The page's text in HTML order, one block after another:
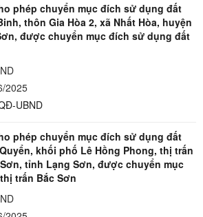
phép chuyển mục đích sử dụng đất
thôn Gia Hòa 2, xã Nhất Hòa, huyện
được chuyển mục đích sử dụng đất
2025
UBND
phép chuyển mục đích sử dụng đất
khối phố Lê Hồng Phong, thị trấn
tỉnh Lạng Sơn, được chuyển mục
trấn Bắc Sơn